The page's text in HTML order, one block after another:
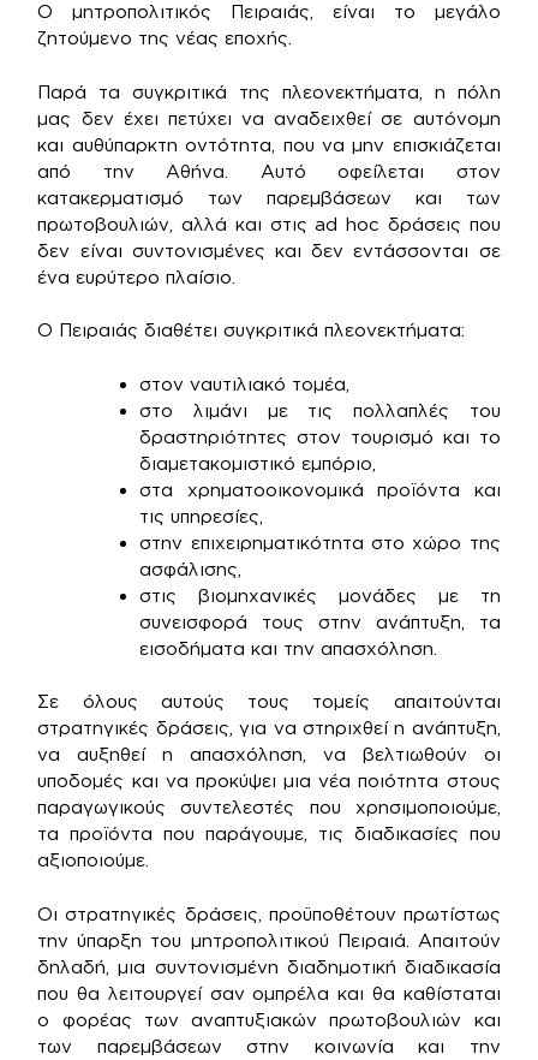
Ο μητροπολιτικός Πειραιάς, είναι το μεγάλο
ζητούμενο της νέας εποχής.
Παρά τα συγκριτικά της πλεονεκτήματα, η πόλη
μας δεν έχει πετύχει να αναδειχθεί σε αυτόνομη
και αυθύπαρκτη οντότητα, που να μην επισκιάζεται
από την Αθήνα. Αυτό οφείλεται στον
κατακερματισμό των παρεμβάσεων και των
πρωτοβουλιών, αλλά και στις ad hoc δράσεις που
δεν είναι συντονισμένες και δεν εντάσσονται σε
ένα ευρύτερο πλαίσιο.
Ο Πειραιάς διαθέτει συγκριτικά πλεονεκτήματα:
στον ναυτιλιακό τομέα,
στο λιμάνι με τις πολλαπλές του
δραστηριότητες στον τουρισμό και το
διαμετακομιστικό εμπόριο,
στα χρηματοοικονομικά προϊόντα και
τις υπηρεσίες,
στην επιχειρηματικότητα στο χώρο της
ασφάλισης,
στις βιομηχανικές μονάδες με τη
συνεισφορά τους στην ανάπτυξη, τα
εισοδήματα και την απασχόληση.
Σε όλους αυτούς τους τομείς απαιτούνται
στρατηγικές δράσεις, για να στηριχθεί η ανάπτυξη,
να αυξηθεί η απασχόληση, να βελτιωθούν οι
υποδομές και να προκύψει μια νέα ποιότητα στους
παραγωγικούς συντελεστές που χρησιμοποιούμε,
τα προϊόντα που παράγουμε, τις διαδικασίες που
αξιοποιούμε.
Οι στρατηγικές δράσεις, προϋποθέτουν πρωτίστως
την ύπαρξη του μητροπολιτικού Πειραιά. Απαιτούν
δηλαδή, μια συντονισμένη διαδημοτική διαδικασία
που θα λειτουργεί σαν ομπρέλα και θα καθίσταται
ο φορέας των αναπτυξιακών πρωτοβουλιών και
των παρεμβάσεων στην κοινωνία και την